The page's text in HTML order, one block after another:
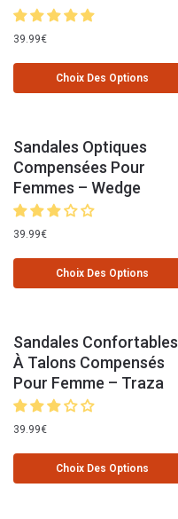
39.99€
Choix Des Options
Sandales Optiques
Compensées Pour
Femmes – Wedge
39.99€
Choix Des Options
Sandales Confortables
À Talons Compensés
Pour Femme – Traza
39.99€
Choix Des Options